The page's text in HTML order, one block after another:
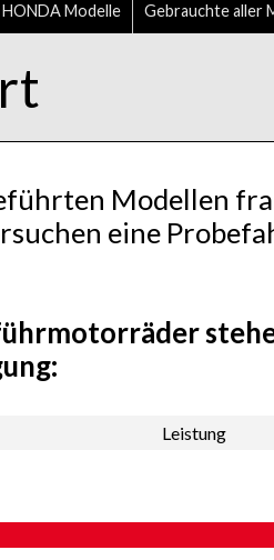
HONDA Modelle Gebrauchte aller
Modellen
eine
Leistung